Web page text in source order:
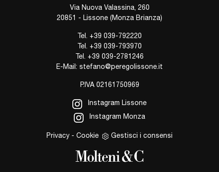
Via Nuova Valassina, 260
20851 - Lissone (Monza Brianza)
Tel. +39 039-792220
Tel. +39 039-793970
Tel. +39 039-2781246
E-Mail: stefano@peregolissone.it
P.IVA 02161750969
Instagram Lissone
Instagram Monza
Privacy - Cookie Gestisci i consensi